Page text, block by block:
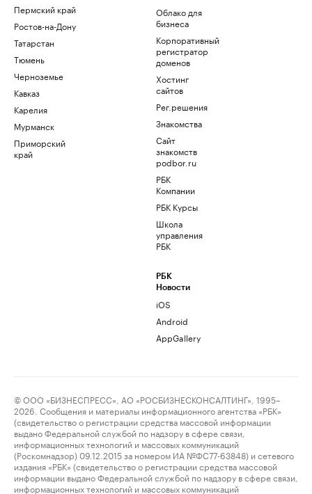
Пермский край
Ростов-на-Дону
Татарстан
Тюмень
Черноземье
Кавказ
Карелия
Мурманск
Приморский
край
Облако для
бизнеса
Корпоративный
регистратор
доменов
Хостинг
сайтов
Рег.решения
Знакомства
Сайт
знакомств
podbor.ru
РБК
Компании
РБК Курсы
Школа
управления
РБК
РБК
Новости
iOS
Android
AppGallery
© ООО «БИЗНЕСПРЕСС», АО «РОСБИЗНЕСКОНСАЛТИНГ», 1995–
2026. Сообщения и материалы информационного агентства «РБК»
(свидетельство о регистрации средства массовой информации
выдано Федеральной службой по надзору в сфере связи,
информационных технологий и массовых коммуникаций
(Роскомнадзор) 09.12.2015 за номером ИА №ФС77-63848) и сетевого
издания «РБК» (свидетельство о регистрации средства массовой
информации выдано Федеральной службой по надзору в сфере связи,
информационных технологий и массовых коммуникаций